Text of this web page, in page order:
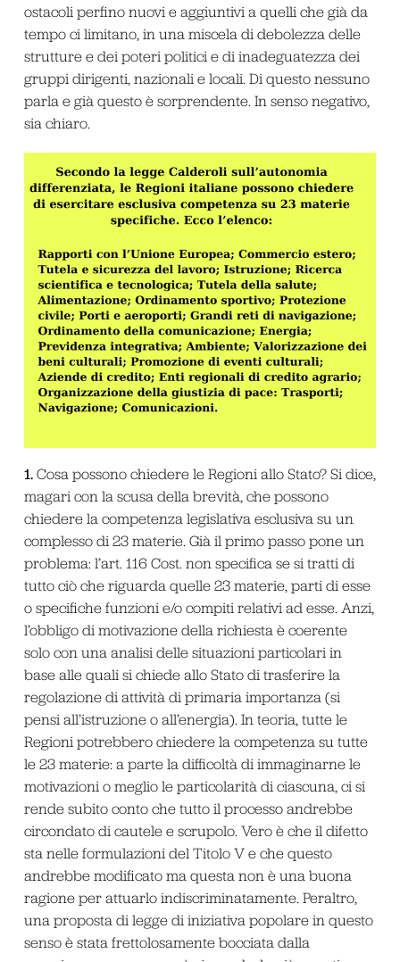
ostacoli perfino nuovi e aggiuntivi a quelli che già da
tempo ci limitano, in una miscela di debolezza delle
strutture e dei poteri politici e di inadeguatezza dei
gruppi dirigenti, nazionali e locali. Di questo nessuno
parla e già questo è sorprendente. In senso negativo,
sia chiaro.
1.Cosa possono chiedere le Regioni allo Stato? Si dice,
magari con la scusa della brevità, che possono
chiedere la competenza legislativa esclusiva su un
complesso di 23 materie. Già il primo passo pone un
problema: l’art. 116 Cost. non specifica se si tratti di
tutto ciò che riguarda quelle 23 materie, parti di esse
o specifiche funzioni e/o compiti relativi ad esse. Anzi,
l’obbligo di motivazione della richiesta è coerente
solo con una analisi delle situazioni particolari in
base alle quali si chiede allo Stato di trasferire la
regolazione di attività di primaria importanza (si
pensi all’istruzione o all’energia). In teoria, tutte le
Regioni potrebbero chiedere la competenza su tutte
le 23 materie: a parte la difficoltà di immaginarne le
motivazioni o meglio le particolarità di ciascuna, ci si
rende subito conto che tutto il processo andrebbe
circondato di cautele e scrupolo. Vero è che il difetto
sta nelle formulazioni del Titolo V e che questo
andrebbe modificato ma questa non è una buona
ragione per attuarlo indiscriminatamente. Peraltro,
una proposta di legge di iniziativa popolare in questo
senso è stata frettolosamente bocciata dalla